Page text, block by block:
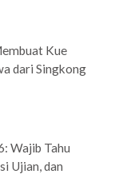
Kue
dari Singkong
Wajib Tahu
Ujian, dan